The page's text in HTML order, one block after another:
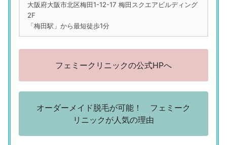
大阪府大阪市北区梅田1-12-17 梅田スクエアビルディング
2F
「梅田駅」から最短徒歩1分
フェミークリニックの公式HPへ
オーダーメイド脱毛が可能！ フェミーク
リニックが人気の理由